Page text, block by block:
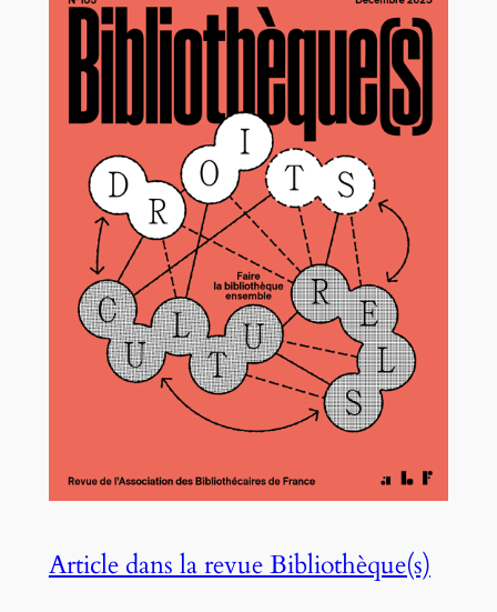
Article dans la revue Bibliothèque(s)